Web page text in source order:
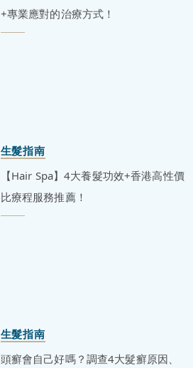
+專業應對的治療方式！
生髮指南
【Hair Spa】4大養髮功效+香港高性價
比療程服務推薦！
生髮指南
頭癬會自己好嗎？調查4大髮癬原因、